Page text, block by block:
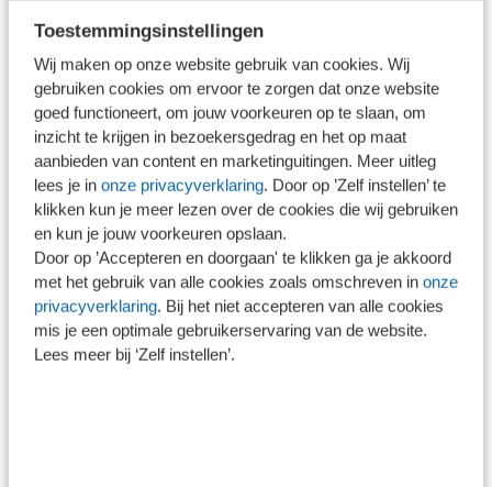
Toestemmingsinstellingen
Wij maken op onze website gebruik van cookies. Wij
gebruiken cookies om ervoor te zorgen dat onze website
goed functioneert, om jouw voorkeuren op te slaan, om
inzicht te krijgen in bezoekersgedrag en het op maat
aanbieden van content en marketinguitingen. Meer uitleg
lees je in onze privacyverklaring. Door op ’Zelf instellen’ te
klikken kun je meer lezen over de cookies die wij gebruiken
en kun je jouw voorkeuren opslaan.
Door op ’Accepteren en doorgaan' te klikken ga je akkoord
met het gebruik van alle cookies zoals omschreven in onze
privacyverklaring. Bij het niet accepteren van alle cookies
mis je een optimale gebruikerservaring van de website.
Lees meer bij ‘Zelf instellen’.
faillissement, herstructurering en
drs. Martin Kuiper RA CTP
drs. Martin Kuiper RA CTP is
herstructureringsdeskundige en partner
bij BBN.